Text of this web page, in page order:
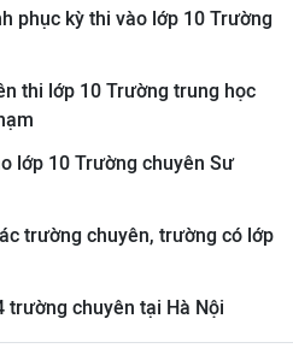
phục kỳ thi vào lớp 10 Trường
thi lớp 10 Trường trung học
lớp 10 Trường chuyên Sư
trường chuyên, trường có lớp
trường chuyên tại Hà Nội